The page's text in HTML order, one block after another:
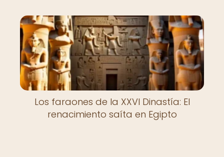
Los faraones de la XXVI Dinastía: El
renacimiento saíta en Egipto